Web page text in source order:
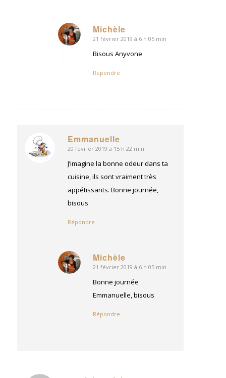
Michèle
dit
21 février 2019 à 6 h 05 min
Bisous Anyvone
Répondre
Emmanuelle
dit
20 février 2019 à 15 h 22 min
J’imagine la bonne odeur dans ta
cuisine, ils sont vraiment très
appétissants. Bonne journée,
bisous
Répondre
Michèle
dit
21 février 2019 à 6 h 05 min
Bonne journée
Emmanuelle, bisous
Répondre